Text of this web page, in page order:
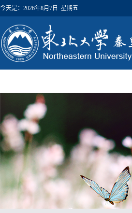
今天是： 2026年8月7日 星期五